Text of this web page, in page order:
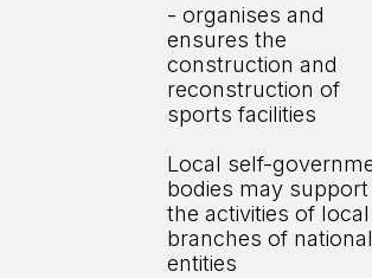
- organises and
ensures the
construction and
reconstruction of
sports facilities
Local self-
bodies may support
the activities of local
branches of
entities